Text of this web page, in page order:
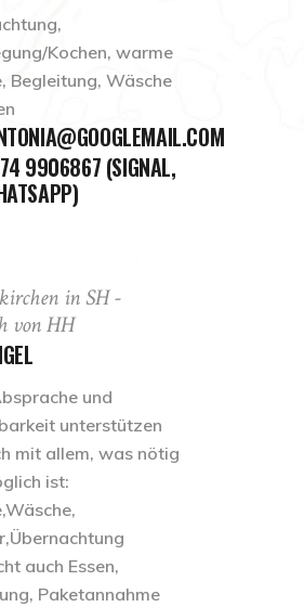
Kochen, warme
Begleitung, Wäsche
9906867 (SIGNAL,
in SH -
von HH
und
unterstützen
mit allem, was nötig
ist:
auch Essen,
Paketannahme